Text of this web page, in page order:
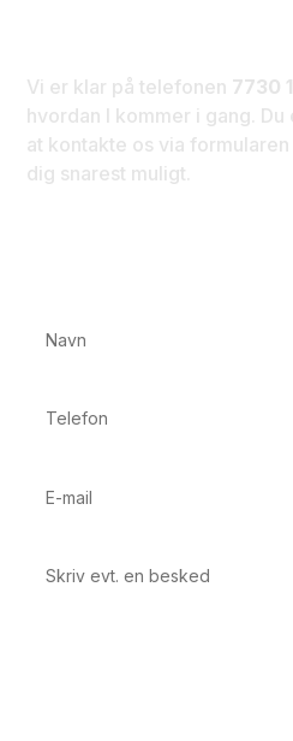
Vi er klar på telefonen 7730
hvordan I kommer i gang.
at kontakte os via
dig snarest muligt.